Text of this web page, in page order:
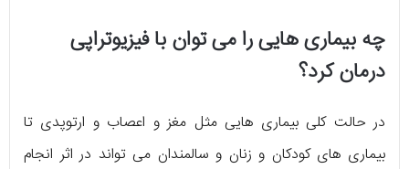
چه بیماری هایی را می توان با فیزیوتراپی
درمان کرد؟
در حالت کلی بیماری هایی مثل مغز و اعصاب و ارتوپدی تا
بیماری های کودکان و زنان و سالمندان می تواند در اثر انجام